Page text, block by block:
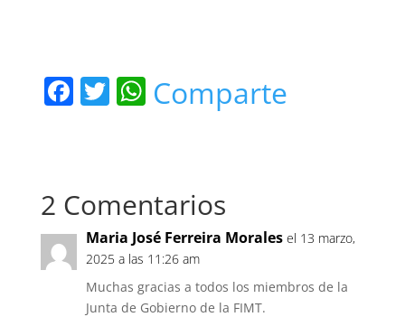
F
b
o
o
k
T W
A
p
p
Comparte
2 Comentarios
Maria José Ferreira Morales el 13 marzo,
2025 a las 11:26 am
Muchas gracias a todos los miembros de la
Junta de Gobierno de la FIMT.